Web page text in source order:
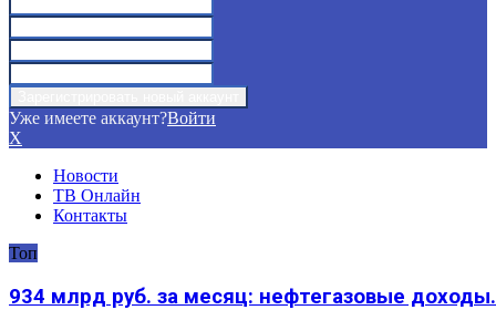
Уже имеете аккаунт?Войти
X
Новости
ТВ Онлайн
Контакты
Топ
934 млрд руб. за месяц: нефтегазовые